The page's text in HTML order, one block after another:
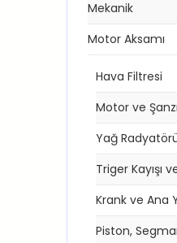
Mekanik
Motor Aksamı
Hava Filtresi
Motor ve
Yağ
Triger Kayışı
Krank ve Ana
Piston,